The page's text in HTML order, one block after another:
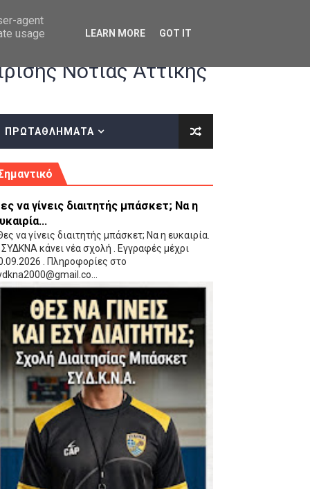
οδηγίες επί του ΚΑΝΟΝΙΣΜΟΥ ΕΓΓΡΑΦΩΝ-ΜΕΤΑΓΡΑΦΩΝ ΤΗΣ
(VIDEO)
-ΕΘΝΙΚΟΣ ΛΑΓΥΝΩΝ
- Στον τελικό με Ερμή Αργ. νίκησε 72-54 το Πέρα
-ΠΕΡΑ (21.30)
Νότιας Αττικής
ΠΡΩΤΑΘΛΗΜΑΤΑ
να γίνεις διαιτητής μπάσκετ; Να η
να γίνεις διαιτητής μπάσκετ; Να η ευκαιρία.
κάνει νέα σχολή . Εγγραφές μέχρι
. Πληροφορίες στο
agent
usage
LEARN MORE GOT IT